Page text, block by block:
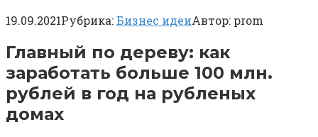
19.09.2021Рубрика:Бизнес идеиАвтор: prom
Главный по дереву: как
заработать больше 100 млн.
рублей в год на рубленых
домах